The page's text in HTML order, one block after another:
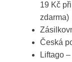
19 Kč
zdarma)
Česká
Liftago